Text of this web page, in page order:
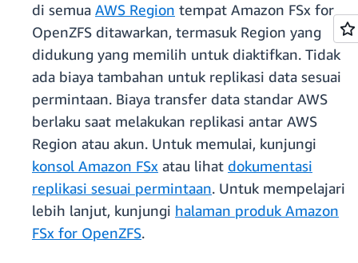
di semua AWS Region tempat Amazon FSx for
OpenZFS ditawarkan, termasuk Region yang
didukung yang memilih untuk diaktifkan. Tidak
ada biaya tambahan untuk replikasi data sesuai
permintaan. Biaya transfer data standar AWS
berlaku saat melakukan replikasi antar AWS
Region atau akun. Untuk memulai, kunjungi
konsol Amazon FSx atau lihat dokumentasi
replikasi sesuai permintaan. Untuk mempelajari
lebih lanjut, kunjungi halaman produk Amazon
FSx for OpenZFS.